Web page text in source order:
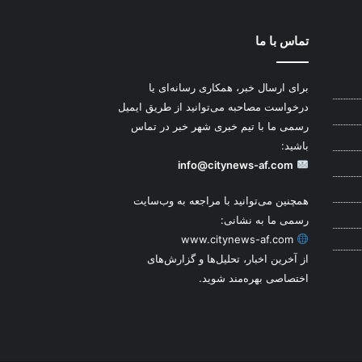
تماس با ما
برای ارسال خبر، همکاری رسانه‌ای یا
درخواست مصاحبه می‌توانید از طریق ایمیل
رسمی ما با تیم خبری شهر خبر در تماس
باشید:
info@citynews-af.com
همچنین می‌توانید با مراجعه به وب‌سایت
رسمی ما به نشانی:
www.citynews-af.com
از آخرین اخبار، تحلیل‌ها و گزارش‌های
اختصاصی بهره‌مند شوید.